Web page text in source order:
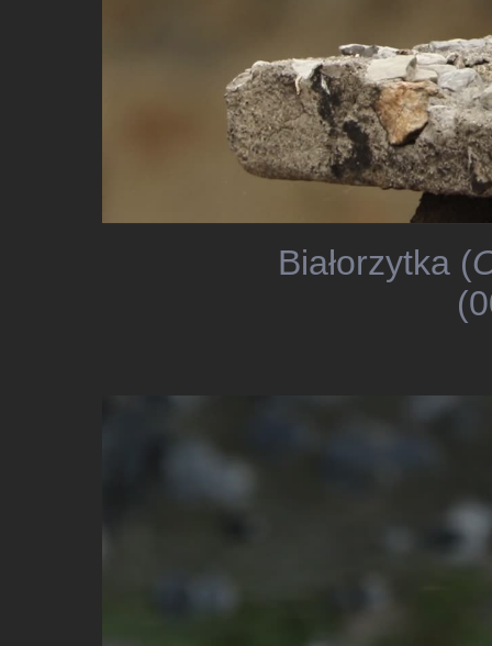
Białorzytka (